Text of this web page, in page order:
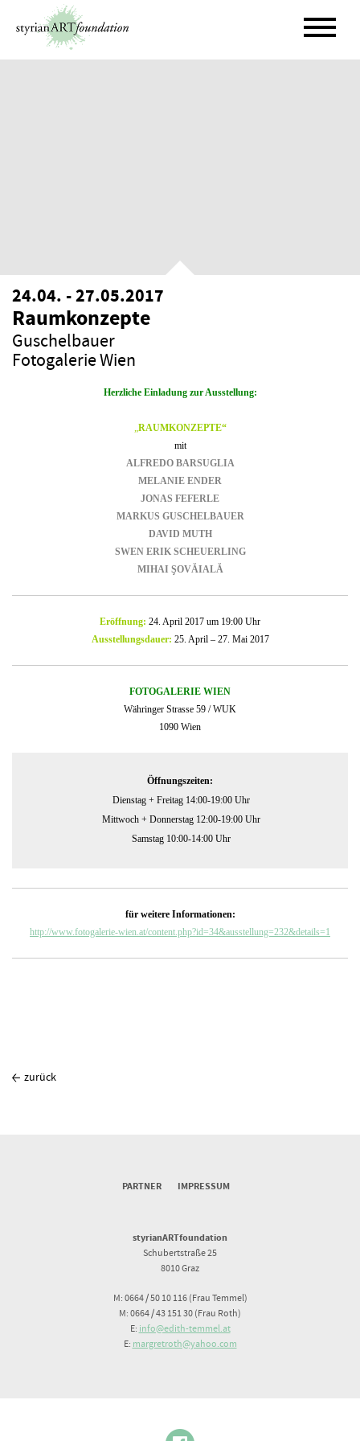
24.04. - 27.05.2017
Raumkonzepte
Guschelbauer
Fotogalerie Wien
Herzliche Einladung zur Ausstellung:
„RAUMKONZEPTE“
mit
ALFREDO BARSUGLIA
MELANIE ENDER
JONAS FEFERLE
MARKUS GUSCHELBAUER
DAVID MUTH
SWEN ERIK SCHEUERLING
MIHAI ŞOVĂIALĂ
Eröffnung: 24. April 2017 um 19:00 Uhr
Ausstellungsdauer: 25. April – 27. Mai 2017
FOTOGALERIE WIEN
Währinger Strasse 59 / WUK
1090 Wien
Öffnungszeiten:
Dienstag + Freitag 14:00-19:00 Uhr
Mittwoch + Donnerstag 12:00-19:00 Uhr
Samstag 10:00-14:00 Uhr
für weitere Informationen:
http://www.fotogalerie-wien.at/content.php?id=34&ausstellung=232&details=1
zurück
PARTNER IMPRESSUM
styrianARTfoundation
Schubertstraße 25
8010 Graz
M: 0664 / 50 10 116 (Frau Temmel)
M: 0664 / 43 151 30 (Frau Roth)
E: info@edith-temmel.at
E: margretroth@yahoo.com